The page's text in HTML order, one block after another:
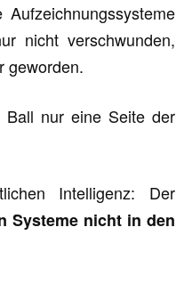
nicht verschwunden,
geworden.
Ball nur eine Seite der
Intelligenz: Der
Systeme nicht in den